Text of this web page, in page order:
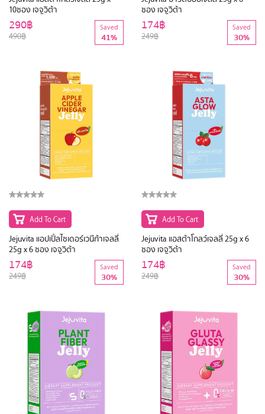
10ซอง เจจูวิต้า
490฿
290฿ Saved
41%
ซอง เจจูวิต้า
249฿
174฿ Saved
30%
Add To Cart
Jejuvita แอปเปิ้ลไซเดอร์เวนีก้าเจลลี่
25g x 6 ซอง เจจูวิต้า
249฿
174฿ Saved
30%
Add To Cart
Jejuvita แอสต้าโกลว์เจลลี่ 25g x 6
ซอง เจจูวิต้า
249฿
174฿ Saved
30%